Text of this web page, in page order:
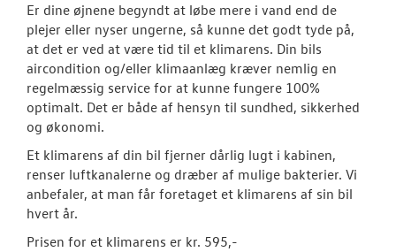
Vejhjælp
Biludlejning
Hente/
Lånecykel
Er dine øjnene begyndt at løbe mere i vand end de
plejer eller nyser ungerne, så kunne det godt tyde på,
at det er ved at være tid til et klimarens. Din bils
aircondition og/eller klimaanlæg kræver nemlig en
regelmæssig service for at kunne fungere 100%
optimalt. Det er både af hensyn til sundhed, sikkerhed
og økonomi.
Et klimarens af din bil fjerner dårlig lugt i kabinen,
renser luftkanalerne og dræber af mulige bakterier. Vi
anbefaler, at man får foretaget et klimarens af sin bil
hvert år.
Prisen for et klimarens er kr. 595,-